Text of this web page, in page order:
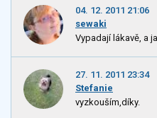
04. 12. 2011 21:06
sewaki
Vypadají lákavě, a
27. 11. 2011 23:34
Stefanie
vyzkouším,díky.